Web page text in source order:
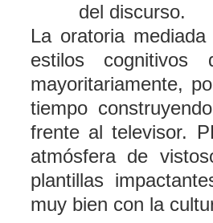
del discurso.
La oratoria
estilos
mayoritariamente,
tiempo
frente al televisor.
atmósfera de
plantillas
muy bien con la